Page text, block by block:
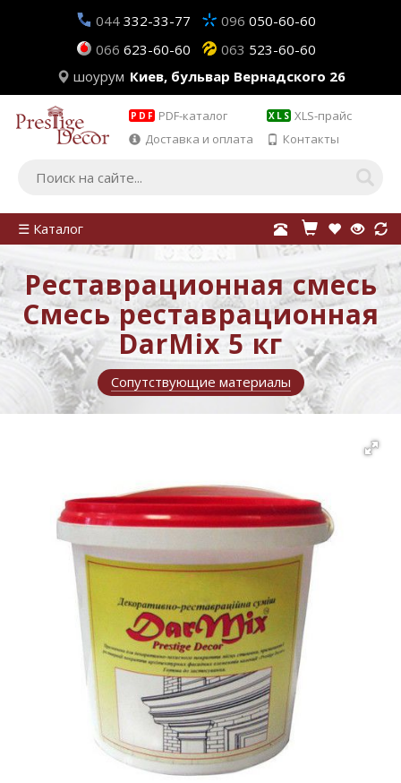
044 332-33-77 096 050-60-60
066 623-60-60 063 523-60-60
шоурум Киев, бульвар Вернадского 26
PDF PDF-каталог XLS XLS-прайс
Доставка и оплата
Контакты
☰ Каталог
Реставрационная смесь
Смесь реставрационная
DarMix 5 кг
Сопутствующие материалы